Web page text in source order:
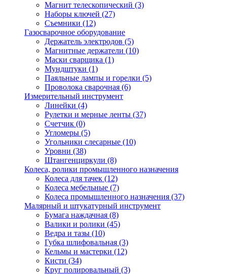
Магнит телескопический (3)
Наборы ключей (27)
Съемники (12)
Газосварочное оборудование
Держатель электродов (5)
Магнитные держатели (10)
Маски сварщика (1)
Мундштуки (1)
Паяльные лампы и горелки (5)
Проволока сварочная (6)
Измерительный инструмент
Линейки (4)
Рулетки и мерные ленты (37)
Счетчик (0)
Угломеры (5)
Угольники слесарные (10)
Уровни (38)
Штангенциркули (8)
Колеса, ролики промышленного назначения
Колеса для тачек (12)
Колеса мебельные (7)
Колеса промышленного назначения (37)
Малярный и штукатурный инструмент
Бумага наждачная (8)
Валики и ролики (45)
Ведра и тазы (10)
Губка шлифовальная (3)
Кельмы и мастерки (12)
Кисти (34)
Круг полировальный (3)